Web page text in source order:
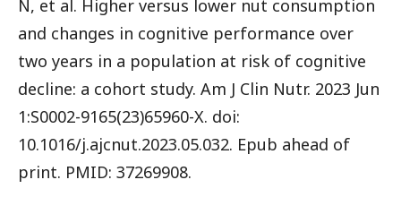
N, et al. Higher versus lower nut consumption
and changes in cognitive performance over
two years in a population at risk of cognitive
decline: a cohort study. Am J Clin Nutr. 2023 Jun
1:S0002-9165(23)65960-X. doi:
10.1016/j.ajcnut.2023.05.032. Epub ahead of
print. PMID: 37269908.